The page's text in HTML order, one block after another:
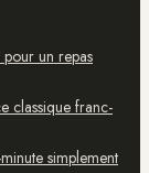
un repas
classique franc-
simplement